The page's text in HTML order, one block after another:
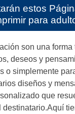
estos
para
son una
deseos y
o simplemente
diseños y
que
destinatario.Aquí